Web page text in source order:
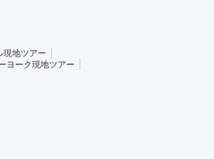
現地ツアー
ヨーク現地ツアー